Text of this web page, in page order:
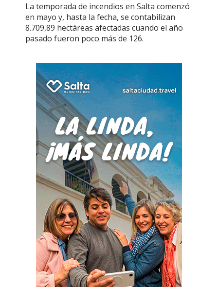
La temporada de incendios en Salta comenzó
en mayo y, hasta la fecha, se contabilizan
8.709,89 hectáreas afectadas cuando el año
pasado fueron poco más de 126.